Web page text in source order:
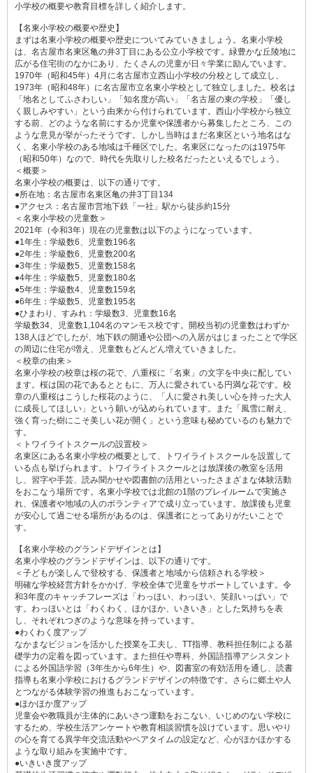
小学校の概要や教育目標を詳しく紹介します。
【名東小学校の概要や歴史】
まずは名東小学校の概要や歴史についてみていきましょう。名東小学校
は、名古屋市名東区亀の井3丁目にある公立小学校です。緑豊かな丘陵地に
広がる住宅街のなかにあり、たくさんの児童が日々学業に励んでいます。
1970年（昭和45年）4月に名古屋市立西山小学校の分校として成立し、
1973年（昭和48年）に名古屋市立名東小学校として独立しました。校名は
「地名としてふさわしい」「知名度が高い」「名古屋の東の学校」「優し
く親しみやすい」という由来から付けられています。西山小学校から独立
する前、どのような名前にするか児童や保護者から募集したところ、この
ような意見が挙がったそうです。しかし当時はまだ名東区という地名はな
く、名東小学校のある地域は千種区でした。名東区になったのは1975年
（昭和50年）なので、時代を先取りした校名だったといえるでしょう。
＜概要＞
名東小学校の概要は、以下の通りです。
●所在地：名古屋市名東区亀の井3丁目134
●アクセス：名古屋市営地下鉄「一社」駅から徒歩約15分
＜名東小学校の児童数＞
2021年（令和3年）現在の児童数は以下のようになっています。
●1年生：学級数6、児童数196名
●2年生：学級数6、児童数200名
●3年生：学級数5、児童数158名
●4年生：学級数5、児童数180名
●5年生：学級数4、児童数159名
●6年生：学級数5、児童数195名
●ひまわり、すみれ：学級数3、児童数16名
学級数34、児童数1,104名のマンモス校です。開校当初の児童数はわずか
138人ほどでしたが、地下鉄の開通や公団への入居がはじまったことで学区
の周辺に住宅が増え、児童数もどんどん増えていきました。
＜校章の由来＞
名東小学校の校章は桜の花で、八重桜に「名東」の文字を中央に配してい
ます。桜は国の花であるとともに、万人に愛されている円満な花です。校
章の八重桜はこうした桜花のように、「人に愛され美しい心を持った大人
に成長してほしい」という願いが込められています。また「風雪に耐え、
強く育った樹にこそ美しい花が開く」という意味も秘めているのも魅力で
す。
＜トワイライトスクールの設置校＞
名東区にある名東小学校の概要として、トワイライトスクールを設置して
いる点も挙げられます。トワイライトスクールとは放課後の教室を活用
し、習字や手芸、読み聞かせや図書館の活用といったさまざまな体験活動
をおこなう場所です。名東小学校では北館の1階のプレイルームで実施さ
れ、保護者や地域の人のボランティアで成り立っています。放課後も児童
が安心して過ごせる場所があるのは、保護者にとってありがたいことで
す。
【名東小学校のグランドデザインとは】
名東小学校のグランドデザインは、以下の通りです。
＜子どもが楽しんで登校する、保護者と地域から信頼される学校＞
明確な学校経営方針をかかげ、学校全体で児童をサポートしています。令
和3年度のキャッチフレーズは「わっほい、わっほい、笑顔いっぱい」で
す。わっほいとは「わくわく、ほかほか、いきいき」とした気持ちを表
し、それぞれつぎのような意味を持っています。
●わくわく度アップ
なかまなビジョンを活かした授業を工夫し、TT指導、教科担任制による基
礎学力の定着を図っています。また担任や専科、外国語指導アシスタント
による外国語学習（3年生から6年生）や、図書室の有効活用を通し、読書
指導も名東小学校におけるグランドデザインの特徴です。さらに郷土や人
とつながる体験学習の推進もおこなっています。
●ほかほか度アップ
児童会や教職員が主体的にあいさつ運動をおこない、いじめのない学校に
するため、学校生活アンケートや教育相談習慣を設けています。思いやり
の心を育てる異学年交流活動やペアタイムの設定など、心がほかほかする
ような取り組みを実施中です。
●いきいき度アップ